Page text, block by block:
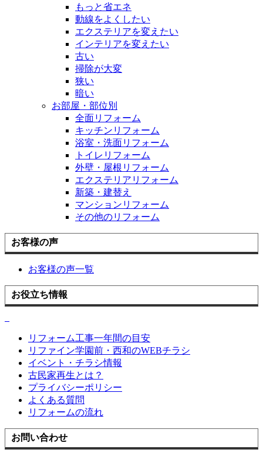
もっと省エネ
動線をよくしたい
エクステリアを変えたい
インテリアを変えたい
古い
掃除が大変
狭い
暗い
お部屋・部位別
全面リフォーム
キッチンリフォーム
浴室・洗面リフォーム
トイレリフォーム
外壁・屋根リフォーム
エクステリアリフォーム
新築・建替え
マンションリフォーム
その他のリフォーム
お客様の声
お客様の声一覧
お役立ち情報
リフォーム工事一年間の目安
リファイン学園前・西和のWEBチラシ
イベント・チラシ情報
古民家再生とは？
プライバシーポリシー
よくある質問
リフォームの流れ
お問い合わせ